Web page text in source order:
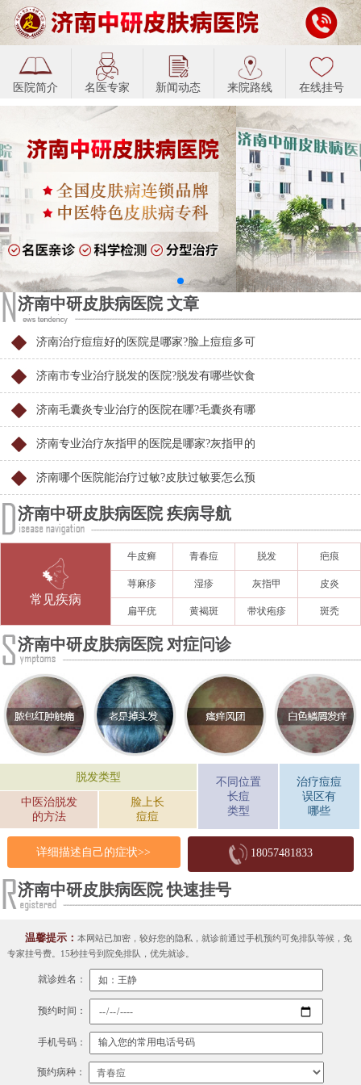
医院简介 名医专家 新闻动态 来院路线 在线挂号
济南中研皮肤病医院 文章
济南治疗痘痘好的医院是哪家?脸上痘痘多可
济南市专业治疗脱发的医院?脱发有哪些饮食
济南毛囊炎专业治疗的医院在哪?毛囊炎有哪
济南专业治疗灰指甲的医院是哪家?灰指甲的
济南哪个医院能治疗过敏?皮肤过敏要怎么预
济南中研皮肤病医院 疾病导航
常见疾病
牛皮癣 青春痘 脱发 疤痕
荨麻疹 湿疹 灰指甲 皮炎
扁平疣 黄褐斑 带状疱疹 斑秃
济南中研皮肤病医院 对症问诊
脱发类型
中医治脱发
的方法
脸上长
痘痘
不同位置
长痘
类型
治疗痘痘
误区有
哪些
详细描述自己的症状>> 18057481833
济南中研皮肤病医院 快速挂号
温馨提示：本网站已加密，较好您的隐私，就诊前通过手机预约可免排队等候，免
专家挂号费。15秒挂号到院免排队，优先就诊。
就诊姓名：
预约时间：
手机号码：
预约病种：